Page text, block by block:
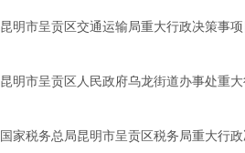
昆明市呈贡区交通运输局重大行政决策事项
昆明市呈贡区人民政府乌龙街道办事处重
国家税务总局昆明市呈贡区税务局重大行